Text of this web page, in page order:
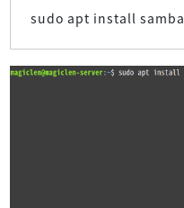
sudo apt install samba